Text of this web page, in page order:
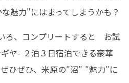
ろ、コンプリートすると　お試
ヤ- ２泊３日宿泊できる豪華
ひぜひ、米原の″沼″ ″魅力″に